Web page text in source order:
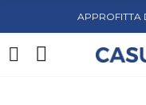
APPROFITTA